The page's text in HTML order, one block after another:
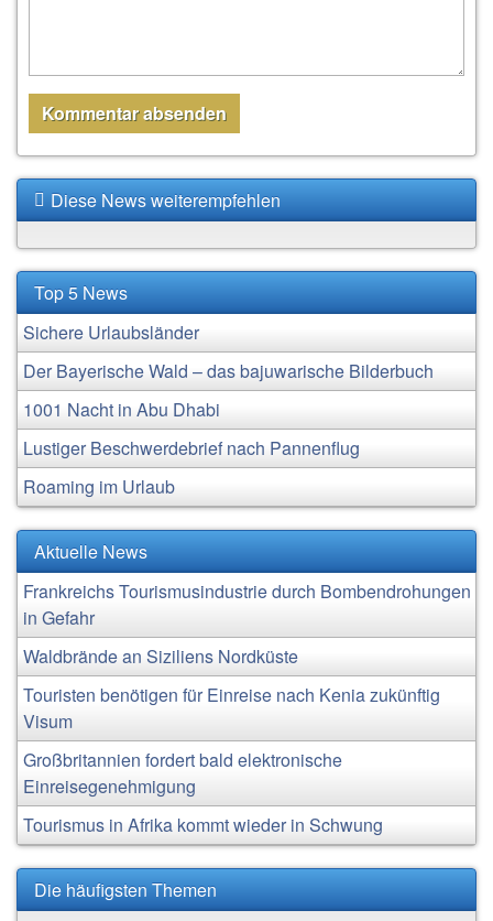
Diese News weiterempfehlen
Top 5 News
Sichere Urlaubsländer
Der Bayerische Wald – das bajuwarische Bilderbuch
1001 Nacht in Abu Dhabi
Lustiger Beschwerdebrief nach Pannenflug
Roaming im Urlaub
Aktuelle News
Frankreichs Tourismusindustrie durch Bombendrohungen
in Gefahr
Waldbrände an Siziliens Nordküste
Touristen benötigen für Einreise nach Kenia zukünftig
Visum
Großbritannien fordert bald elektronische
Einreisegenehmigung
Tourismus in Afrika kommt wieder in Schwung
Die häufigsten Themen